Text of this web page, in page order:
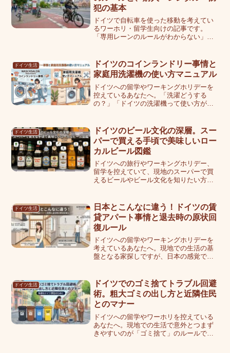
犯の基本
ドイツで自転車を使った移動を考えてい
るワーホリ・留学生向けの記事です。
「専用レーンのルールがわからない」
ます。ドイツの自転車文化は日本と大き
く異なりますが、基本ルールと...
ドイツ生活
ドイツのコインランドリー事情と
家庭用洗濯機の使い方マニュアル
ドイツへの留学やワーキングホリデーを
控えているあなたへ。「洗濯どうする
の？」「ドイツの洗濯機って使い方が難
濯物のゴワゴワや、ドイツ語だらけの操
作パネルに最初は戸惑うこ...
ドイツ生活
ドイツのビール文化の深層。スー
パーで買える手頃で美味しいロー
カルビール図鑑
ドイツへの旅行やワーキングホリデー、
留学を控えていて、現地のスーパーで買
えるビールやビール文化を知りたい方向
学留学でフランクフルトに約1年滞在した
際も、スーパーに並...
ドイツ生活
日本とこんなに違う！ドイツの賃
貸アパート事情と退去時の原状回
復ルール
ドイツへの留学やワーキングホリデーを
考えているあなたへ。現地での生活の基
盤となる家探しですが、日本の感覚で賃
特に退去時の原状回復ルールは日本とま
ったく異なり、知らないま...
ドイツ生活
ドイツでのゴミ捨てトラブル回避
術。粗大ゴミの出し方と近隣住民
とのマナー
ドイツへの留学やワーホリを控えている
あなたへ。現地での生活で意外とつまず
きやすいのが「ゴミ捨て」のルールで